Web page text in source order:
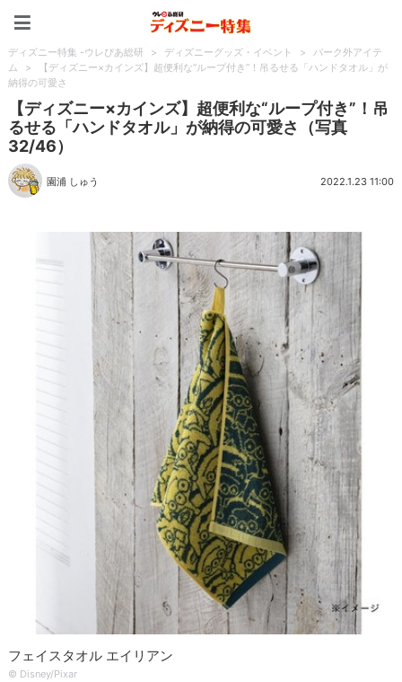
ディズニー特集 -ウレぴあ総研 > ディズニーグッズ・イベント >
パーク外アイテ
ム
>
【ディズニー×カインズ】超便利な“ループ付き”！吊るせる「ハンドタオル」が
納得の可愛さ
【ディズニー×カインズ】超便利な“ループ付き”！吊
るせる「ハンドタオル」が納得の可愛さ（写真
32/46）
園浦 しゅう 2022.1.23 11:00
フェイスタオル エイリアン
© Disney/Pixar